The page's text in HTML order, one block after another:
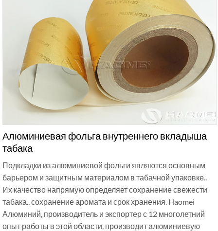
Алюминиевая фольга внутреннего вкладыша
табака
Подкладки из алюминиевой фольги являются основным
барьером и защитным материалом в табачной упаковке..
Их качество напрямую определяет сохранение свежести
табака., сохранение аромата и срок хранения. Haomei
Алюминий, производитель и экспортер с 12 многолетний
опыт работы в этой области, производит алюминиевую